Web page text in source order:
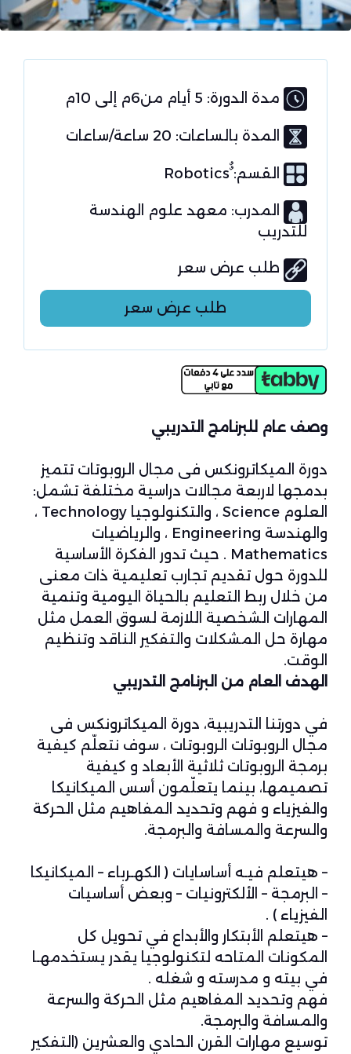
مدة الدورة: 5 أيام من6م إلى 10م
المدة بالساعات: 20 ساعة/ساعات
القسم:ٌٌRobotics
المدرب: معهد علوم الهندسة
للتدريب
طلب عرض سعر
طلب عرض سعر
وصف عام للبرنامج التدريبي
دورة الميكاترونكس فى مجال الروبوتات تتميز
بدمجها لاربعة مجالات دراسية مختلفة تشمل:
العلوم Science ، والتكنولوجيا Technology ،
والهندسة Engineering ، والرياضيات
Mathematics . حيث تدور الفكرة الأساسية
للدورة حول تقديم تجارب تعليمية ذات معنى
من خلال ربط التعليم بالحياة اليومية وتنمية
المهارات الشخصية اللازمة لسوق العمل مثل
مهارة حل المشكلات والتفكير الناقد وتنظيم
الوقت.
الهدف العام من البرنامج التدريبي
في دورتنا التدريبية، دورة الميكاترونكس فى
مجال الروبوتات الروبوتات ، سوف نتعلّم كيفية
برمجة الروبوتات ثلاثية الأبعاد و كيفية
تصميمها، بينما يتعلّمون أسس الميكانيكا
والفيزياء و فهم وتحديد المفاهيم مثل الحركة
والسرعة والمسافة والبرمجة.
– هيتعلم فيـه أساسايات ( الكهـرباء – الميكانيكا
– البرمجة – الألكترونيات – وبعض أساسيات
الفيزياء ) .
– هيتعلم الأبتكار والأبداع في تحويل كل
المكونات المتاحه لتكنولوجيا يقدر يستخدمهـا
في بيته و مدرسته و شغله .
فهم وتحديد المفاهيم مثل الحركة والسرعة
والمسافة والبرمجة.
توسيع مهارات القرن الحادي والعشرين (التفكير